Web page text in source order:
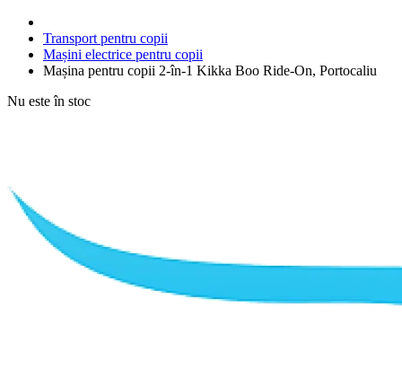
Transport pentru copii
Mașini electrice pentru copii
Mașina pentru copii 2-în-1 Kikka Boo Ride-On, Portocaliu
Nu este în stoc